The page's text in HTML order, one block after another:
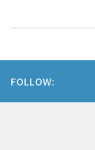
FOLLOW: